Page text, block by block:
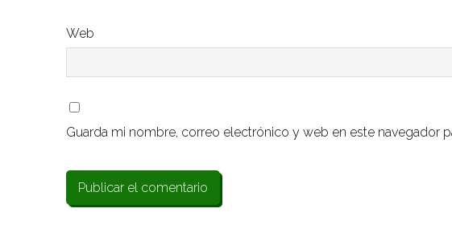
Web
Guarda mi nombre, correo electrónico y web en este navegador